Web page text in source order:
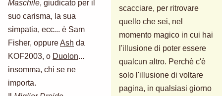
Maschile, giudicato per il
suo carisma, la sua
simpatia, ecc... è Sam
Fisher, oppureAsh da
KOF2003, o Duolon...
insomma, chi se ne
importa.
scacciare, per ritrovare
quello che sei, nel
momento magico in cui hai
l'illusione di poter essere
qualcun altro. Perchè c'è
solo l'illusione di voltare
pagina, in qualsiasi giorno